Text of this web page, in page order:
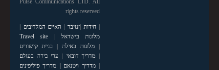
rights reserved
|חידות |זנזיבר | האיים המלדיבים |
מלונות בישראל |
Travel site
|מלונות באילת | בניית קישורים
| מדריך דובאי | ערי בירה בעולם
|מדריך ויטנאם | מדריך פיליפינים